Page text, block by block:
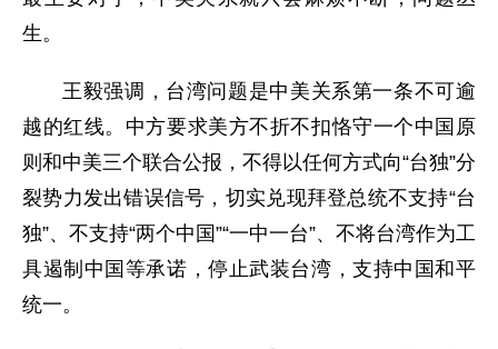
生。
王毅强调，台湾问题是中美关系第一条不可逾
越的红线。中方要求美方不折不扣恪守一个中国原
则和中美三个联合公报，不得以任何方式向“台独”分
裂势力发出错误信号，切实兑现拜登总统不支持“台
独”、不支持“两个中国”“一中一台”、不将台湾作为工
具遏制中国等承诺，停止武装台湾，支持中国和平
统一。